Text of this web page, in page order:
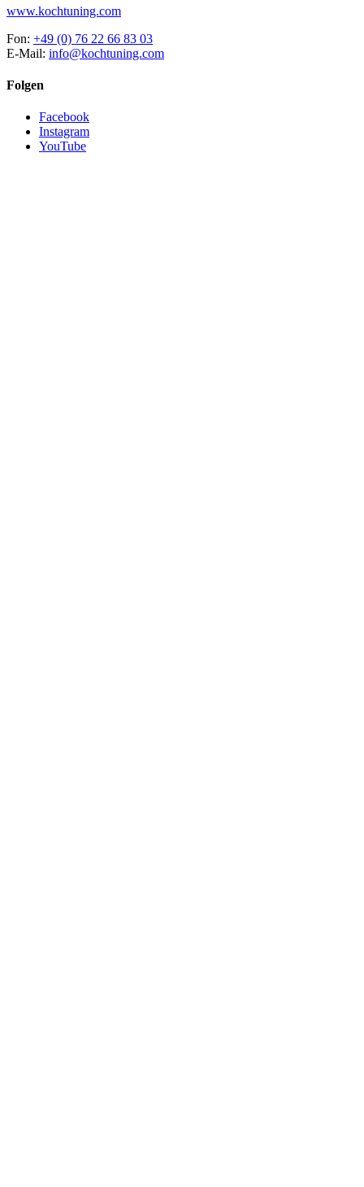
www.kochtuning.com
Fon: +49 (0) 76 22 66 83 03
E-Mail: info@kochtuning.com
Folgen
Facebook
Instagram
YouTube